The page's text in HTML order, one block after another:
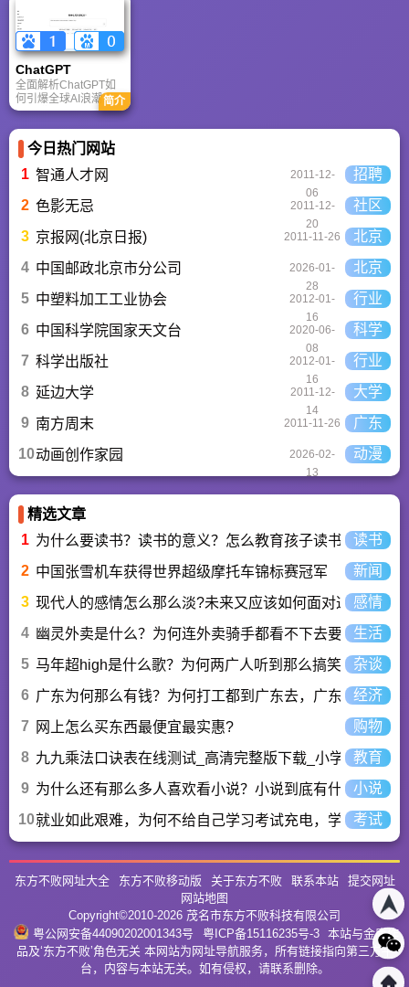
ChatGPT‌
全面解析ChatGPT如
何引爆全球AI浪潮！
通俗讲解神经网络、
核心技术，带您轻松
看懂大语言模型如何
重塑未来。
简介
今日热门网站
1 智通人才网
2011-12-
06
招聘
2 色影无忌
2011-12-
20
社区
3 京报网(北京日报) 2011-11-26
北京
4 中国邮政北京市分公司
2026-01-
28
北京
5 中塑料加工工业协会
2012-01-
16
行业
6 中国科学院国家天文台
2020-06-
08
科学
7 科学出版社
2012-01-
16
行业
8 延边大学
2011-12-
14
大学
9 南方周末 2011-11-26
广东
10动画创作家园
2026-02-
13
动漫
精选文章
1 为什么要读书？读书的意义？怎么教育孩子读书？读书
2 中国张雪机车获得世界超级摩托车锦标赛冠军
新闻
3 现代人的感情怎么那么淡?未来又应该如何面对这人情淡
感情
4 幽灵外卖是什么？为何连外卖骑手都看不下去要举报？
生活
5 马年超high是什么歌？为何两广人听到那么搞笑？马超
杂谈
6 广东为何那么有钱？为何打工都到广东去，广东连续37年
经济
7
网上怎么买东西最便宜最实惠?
购物
8 九九乘法口诀表在线测试_高清完整版下载_小学数学口算
教育
9 为什么还有那么多人喜欢看小说？小说到底有什么魅力长
小说
10就业如此艰难，为何不给自己学习考试充电，学一技之长
考试
东方不败网址大全 东方不败移动版 关于东方不败 联系本站
提交网址
网站地图
Copyright©2010-2026 茂名市东方不败科技有限公司
粤公网安备44090202001343号
粤ICP备15116235号-3 本站与金庸作
品及‘东方不败’角色无关 本网站为网址导航服务，所有链接指向第三方平
台，内容与本站无关。如有侵权，请联系删除。